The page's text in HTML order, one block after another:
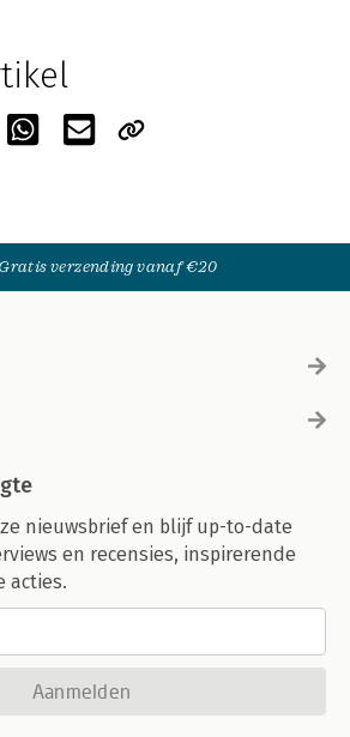
Gratis verzending vanaf €20
nieuwsbrief en blijf up-to-date
en recensies, inspirerende
acties.
Aanmelden